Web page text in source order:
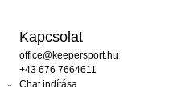
Kapcsolat
office@keepersport.hu
+43 676 7664611
Chat indítása